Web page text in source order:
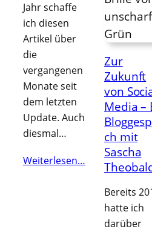
Jahr schaffe
ich diesen
Artikel über
die
vergangenen
Monate seit
dem letzten
Update. Auch
diesmal…
Weiterlesen…
Zur
Zukunft
von
Media –
ch mit
Sascha
Bereits
hatte ich
darüber